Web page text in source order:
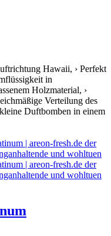
Hawaii, › Perfekt
in
Holzmaterial, ›
Verteilung des
Duftbomben in einem